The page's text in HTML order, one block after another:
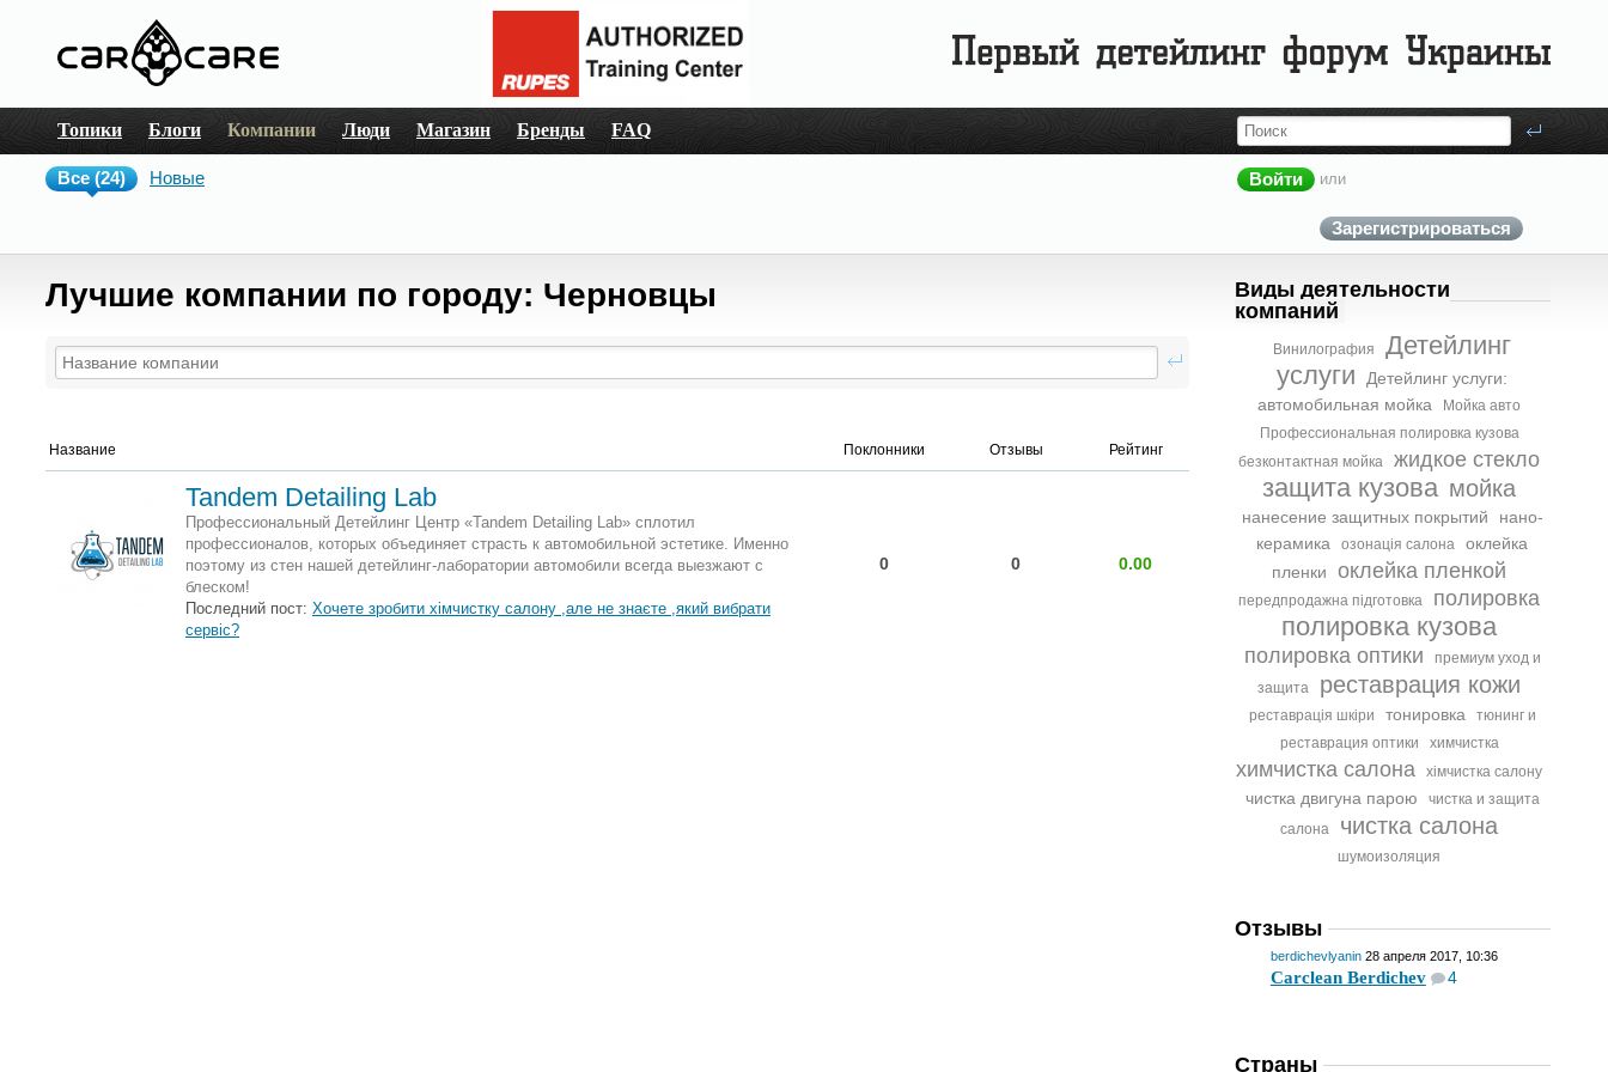
Топики Блоги Компании Люди Магазин Бренды FAQ
Войти или
Зарегистрироваться
Все (24) Новые
Виды деятельности
компаний
Винилография
Детейлинг
услуги
Детейлинг услуги:
автомобильная мойка
Мойка авто
Профессиональная полировка кузова
безконтактная мойка
жидкое стекло
защита кузова мойка
нанесение защитных покрытий
нано-
керамика
озонація салона
оклейка
пленки
оклейка пленкой
передпродажна підготовка полировка
полировка кузова
полировка оптики
премиум уход и
защита
реставрация кожи
реставрація шкіри тонировка
тюнинг и
реставрация оптики
химчистка
химчистка салона хімчистка салону
чистка двигуна парою
чистка и защита
салона
чистка салона
шумоизоляция
Отзывы
berdichevlyanin 28 апреля 2017, 10:36
Carclean Berdichev 4
Страны
Лучшие компании по городу: Черновцы
Название Поклонники Отзывы Рейтинг
Tandem Detailing Lab
Профессиональный Детейлинг Центр «Tandem Detailing Lab» сплотил
профессионалов, которых объединяет страсть к автомобильной эстетике. Именно
поэтому из стен нашей детейлинг-лаборатории автомобили всегда выезжают с
блеском!
Последний пост: Хочете зробити хімчистку салону ,але не знаєте ,який вибрати
сервіс?
0 0 0.00